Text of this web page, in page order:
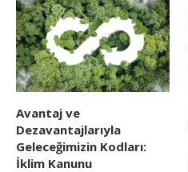
Avantaj ve
Dezavantajlarıyla
Geleceğimizin Kodları:
İklim Kanunu